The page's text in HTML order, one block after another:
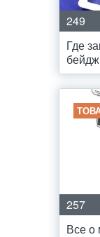
249
Где
257
Все о